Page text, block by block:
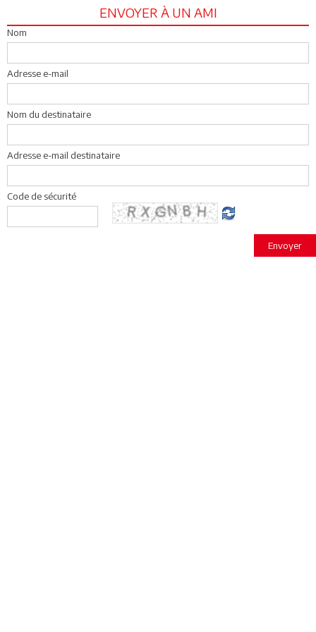
ENVOYER À UN AMI
Nom
Adresse e-mail
Nom du destinataire
Adresse e-mail destinataire
Code de sécurité
Envoyer